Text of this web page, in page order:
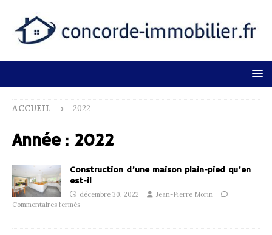
ACCUEIL 2022
Année : 2022
Construction d’une maison plain-pied qu’en
est-il
décembre 30, 2022
Jean-Pierre Morin
Commentaires fermés